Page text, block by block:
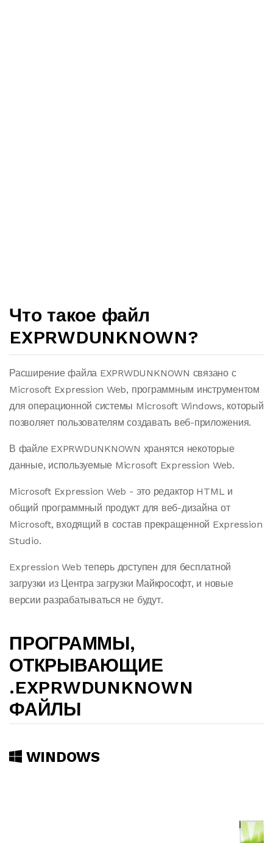
Что такое файл
EXPRWDUNKNOWN?
Расширение файла EXPRWDUNKNOWN связано с
Microsoft Expression Web, программным инструментом
для операционной системы Microsoft Windows, который
позволяет пользователям создавать веб-приложения.
В файле EXPRWDUNKNOWN хранятся некоторые
данные, используемые Microsoft Expression Web.
Microsoft Expression Web - это редактор HTML и
общий программный продукт для веб-дизайна от
Microsoft, входящий в состав прекращенной Expression
Studio.
Expression Web теперь доступен для бесплатной
загрузки из Центра загрузки Майкрософт, и новые
версии разрабатываться не будут.
ПРОГРАММЫ,
ОТКРЫВАЮЩИЕ
.EXPRWDUNKNOWN
ФАЙЛЫ
WINDOWS